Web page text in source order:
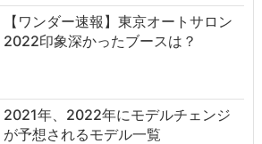
【ワンダー速報】東京オートサロン
2022印象深かったブースは？
2021年、2022年にモデルチェンジ
が予想されるモデル一覧